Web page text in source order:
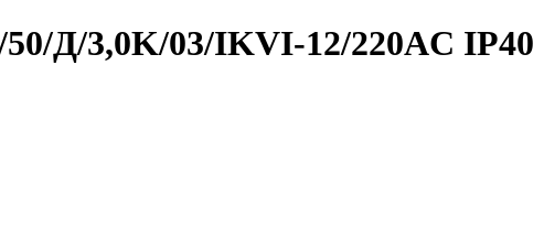
Д/3,0K/03/IKVI-12/220AC IP40